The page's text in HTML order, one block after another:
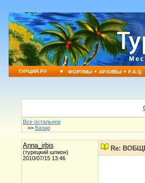
ТУРЦИЯ.РУ • ФОРУМЫ•АРХИВЫ•F.A.Q.
Все остальное
>> Базар
Anna_irbis
(турецкий шпион)
2010/07/15 13:46
Re: